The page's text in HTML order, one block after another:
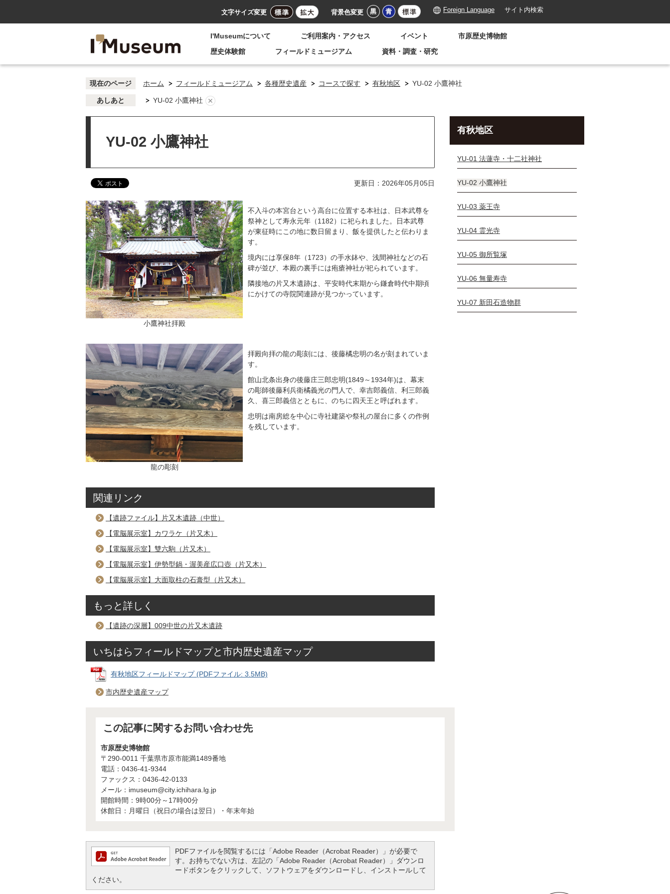
文字サイズ変更 背景色変更 Foreign Language サイト内検索
I'Museumについて ご利用案内・アクセス イベント
市原歴史博物館
歴史体験館
フィールドミュージアム 資料・調査・研究
現在のページ ホーム フィールドミュージアム 各種歴史遺産 コースで探す 有秋地区 YU-02 小鷹神社
あしあと YU-02 小鷹神社
YU-02 小鷹神社
更新日：2026年05月05日
小鷹神社拝殿
不入斗の本宮台という高台に位置する本社は、日本武尊を
祭神として寿永元年（1182）に祀られました。日本武尊
が東征時にこの地に数日留まり、飯を提供したと伝わりま
す。
境内には享保8年（1723）の手水鉢や、浅間神社などの石
碑が並び、本殿の裏手には疱瘡神社が祀られています。
隣接地の片又木遺跡は、平安時代末期から鎌倉時代中期頃
にかけての寺院関連跡が見つかっています。
龍の彫刻
拝殿向拝の龍の彫刻には、後藤橘忠明の名が刻まれていま
す。
館山北条出身の後藤庄三郎忠明(1849～1934年)は、幕末
の彫師後藤利兵衛橘義光の門人で、幸吉郎義信、利三郎義
久、喜三郎義信とともに、のちに四天王と呼ばれます。
忠明は南房総を中心に寺社建築や祭礼の屋台に多くの作例
を残しています。
関連リンク
【遺跡ファイル】片又木遺跡（中世）
【電脳展示室】カワラケ（片又木）
【電脳展示室】雙六駒（片又木）
【電脳展示室】伊勢型鍋・渥美産広口壺（片又木）
【電脳展示室】大面取柱の石膏型（片又木）
もっと詳しく
【遺跡の深層】009中世の片又木遺跡
いちはらフィールドマップと市内歴史遺産マップ
有秋地区フィールドマップ (PDFファイル: 3.5MB)
市内歴史遺産マップ
この記事に関するお問い合わせ先
市原歴史博物館
〒290-0011 千葉県市原市能満1489番地
電話：0436-41-9344
ファックス：0436-42-0133
メール：imuseum@city.ichihara.lg.jp
開館時間：9時00分～17時00分
休館日：月曜日（祝日の場合は翌日）・年末年始
PDFファイルを閲覧するには「Adobe Reader（Acrobat Reader）」が必要で
す。お持ちでない方は、左記の「Adobe Reader（Acrobat Reader）」ダウンロ
ードボタンをクリックして、ソフトウェアをダウンロードし、インストールして
ください。
有秋地区
YU-01 法蓮寺・十二社神社
YU-02 小鷹神社
YU-03 薬王寺
YU-04 霊光寺
YU-05 御所覧塚
YU-06 無量寿寺
YU-07 新田石造物群